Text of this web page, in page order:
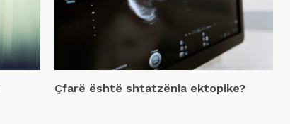
Çfarë është shtatzënia ektopike?